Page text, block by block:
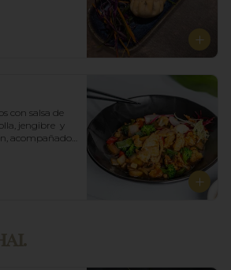
con salsa de
jengibre  y
acompañado